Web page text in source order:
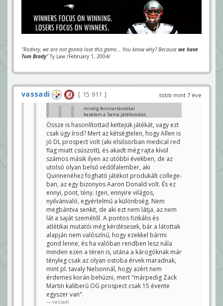
"Rodney, we are not gonna lose this game... You know why? Because we have
Tom Brady"Ty Law /February 1, 2004/
több mint 7 éve
vassadi 15 911
mindig fenntartásokkal
kezelem a 'bama játékosokat,
big thing"-et
www.youtube.com/watch?
v=vbT9zx72SVI
ZERO_L
O lesz a nem qb first pick
Janek
Jonathan Allen anno nagyobb erőt képviselt a
poszton és ő bőven jobb játékos volt az egyetemen
mégse fért oda a top 10 be pedig jósolták az 1/1 re is
kapitnono
Össze is hasonlítottad kettejük játékát, vagy ezt
csak úgy írod? Mert az kétségtelen, hogy Allen is
jó DL prospect volt (aki elsősorban medical red
flag miatt csúszott), és akadt még rajta kívül
számos másik ilyen az utóbbi években, de az
utolsó olyan belső védőfalember, aki
Quinnenéhez fogható játékot produkált college-
ban, az egy bizonyos Aaron Donald volt. És ez
ennyi, pont, tény. Igen, ennyire világos,
nyilvánvaló, egyértelmű a különbség. Nem
megbántva senkit, de aki ezt nem látja, az nem
lát a saját szemétől. A pontos fizikális és
atlétikai mutatói még kérdésesek, bár a látottak
alapján nem valószínű, hogy ezekkel bármi
gond lenne, és ha valóban rendben lesz nála
minden ezen a téren is, utána a károgóknak már
tényleg csak az olyan ostoba érvek maradnak,
mint pl. tavaly Nelsonnál, hogy azért nem
érdemes korán behúzni, mert "márpedig Zack
Martin kaliberű OG prospect csak 15 évente
egyszer van".
vassadi